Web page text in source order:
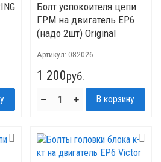
Болт успокоителя цепи
ГРМ на двигатель ЕР6
(надо 2шт) Original
Артикул: 082026
1 200руб.